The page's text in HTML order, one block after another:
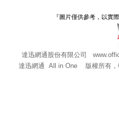
『圖片僅供參考，以實
達迅網通股份有限公司
達迅網通 All in One 版權所有